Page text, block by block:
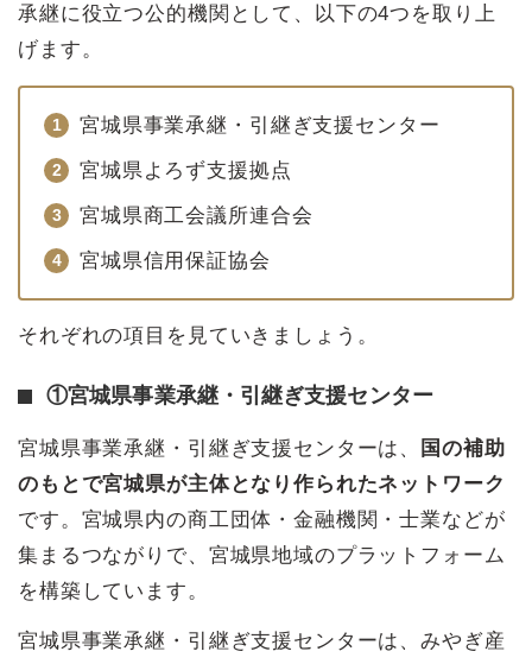
承継に役立つ公的機関として、以下の4つを取り上
げます。
宮城県事業承継・引継ぎ支援センター
宮城県よろず支援拠点
宮城県商工会議所連合会
宮城県信用保証協会
それぞれの項目を見ていきましょう。
①宮城県事業承継・引継ぎ支援センター
宮城県事業承継・引継ぎ支援センターは、
国の補助
のもとで宮城県が主体となり作られたネットワーク
です。宮城県内の商工団体・金融機関・士業などが
集まるつながりで、宮城県地域のプラットフォーム
を構築しています。
宮城県事業承継・引継ぎ支援センターは、みやぎ産